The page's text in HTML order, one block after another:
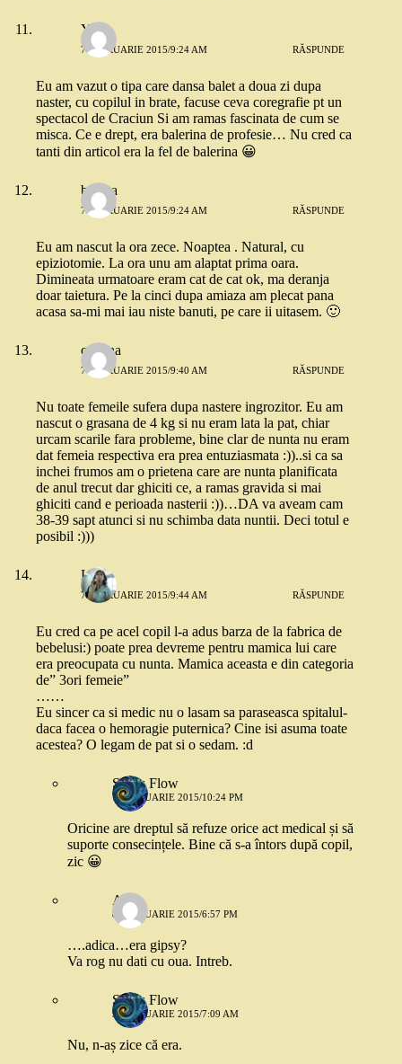
Yoyo
7 FEBRUARIE 2015/9:24 AM RĂSPUNDE
Eu am vazut o tipa care dansa balet a doua zi dupa
naster, cu copilul in brate, facuse ceva coregrafie pt un
spectacol de Craciun Si am ramas fascinata de cum se
misca. Ce e drept, era balerina de profesie… Nu cred ca
tanti din articol era la fel de balerina 😀
bianca
7 FEBRUARIE 2015/9:24 AM RĂSPUNDE
Eu am nascut la ora zece. Noaptea . Natural, cu
epiziotomie. La ora unu am alaptat prima oara.
Dimineata urmatoare eram cat de cat ok, ma deranja
doar taietura. Pe la cinci dupa amiaza am plecat pana
acasa sa-mi mai iau niste banuti, pe care ii uitasem. 🙂
cristina
7 FEBRUARIE 2015/9:40 AM RĂSPUNDE
Nu toate femeile sufera dupa nastere ingrozitor. Eu am
nascut o grasana de 4 kg si nu eram lata la pat, chiar
urcam scarile fara probleme, bine clar de nunta nu eram
dat femeia respectiva era prea entuziasmata :))..si ca sa
inchei frumos am o prietena care are nunta planificata
de anul trecut dar ghiciti ce, a ramas gravida si mai
ghiciti cand e perioada nasterii :))…DA va aveam cam
38-39 sapt atunci si nu schimba data nuntii. Deci totul e
posibil :)))
Lilly
7 FEBRUARIE 2015/9:44 AM RĂSPUNDE
Eu cred ca pe acel copil l-a adus barza de la fabrica de
bebelusi:) poate prea devreme pentru mamica lui care
era preocupata cu nunta. Mamica aceasta e din categoria
de” 3ori femeie”
……
Eu sincer ca si medic nu o lasam sa paraseasca spitalul-
daca facea o hemoragie puternica? Cine isi asuma toate
acestea? O legam de pat si o sedam. :d
Snow Flow
7 FEBRUARIE 2015/10:24 PM
Oricine are dreptul să refuze orice act medical și să
suporte consecințele. Bine că s-a întors după copil,
zic 😀
A
8 FEBRUARIE 2015/6:57 PM
….adica…era gipsy?
Va rog nu dati cu oua. Intreb.
Snow Flow
9 FEBRUARIE 2015/7:09 AM
Nu, n-aș zice că era.